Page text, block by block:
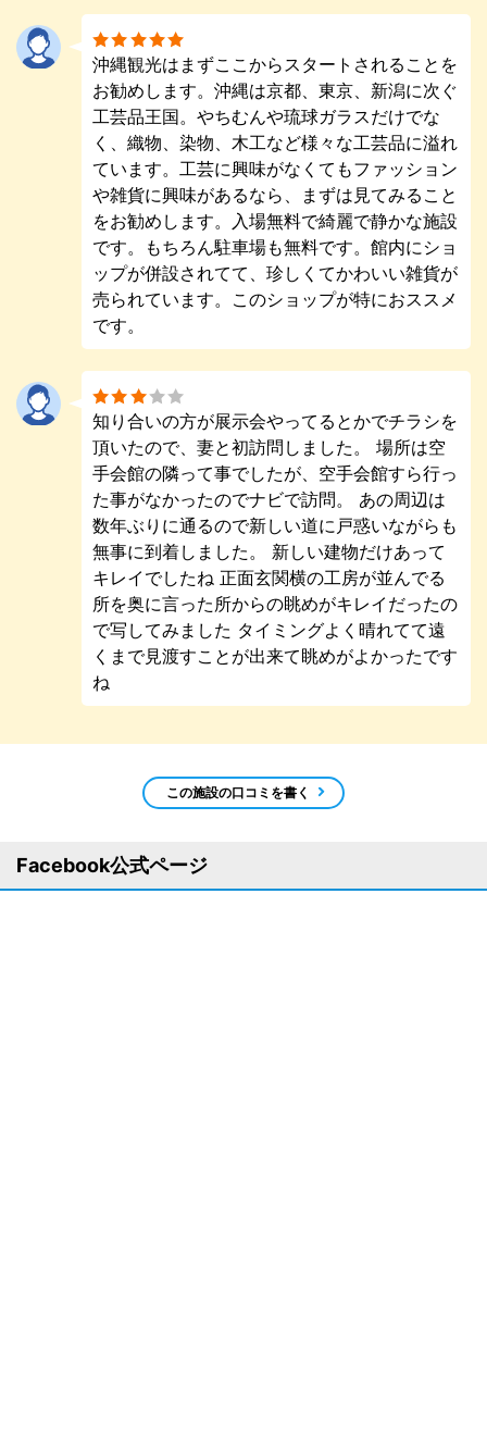
沖縄観光はまずここからスタートされることを
お勧めします。沖縄は京都、東京、新潟に次ぐ
工芸品王国。やちむんや琉球ガラスだけでな
く、織物、染物、木工など様々な工芸品に溢れ
ています。工芸に興味がなくてもファッション
や雑貨に興味があるなら、まずは見てみること
をお勧めします。入場無料で綺麗で静かな施設
です。もちろん駐車場も無料です。館内にショ
ップが併設されてて、珍しくてかわいい雑貨が
売られています。このショップが特におススメ
です。
知り合いの方が展示会やってるとかでチラシを
頂いたので、妻と初訪問しました。 場所は空
手会館の隣って事でしたが、空手会館すら行っ
た事がなかったのでナビで訪問。 あの周辺は
数年ぶりに通るので新しい道に戸惑いながらも
無事に到着しました。 新しい建物だけあって
キレイでしたね 正面玄関横の工房が並んでる
所を奥に言った所からの眺めがキレイだったの
で写してみました タイミングよく晴れてて遠
くまで見渡すことが出来て眺めがよかったです
ね
この施設の口コミを書く
Facebook公式ページ